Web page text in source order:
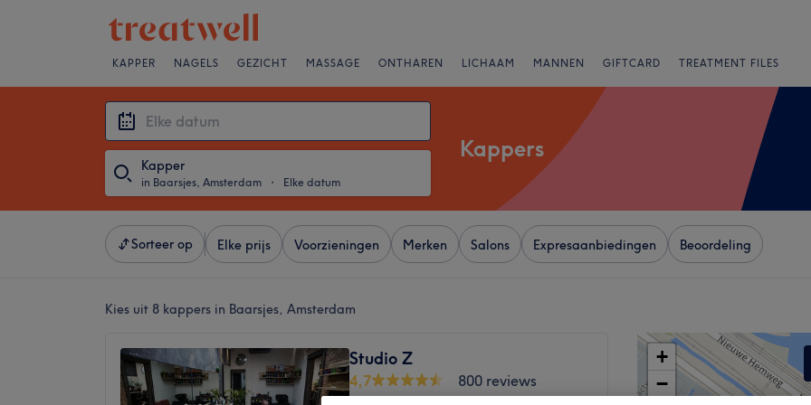
KAPPER NAGELS GEZICHT MASSAGE ONTHAREN LICHAAM MANNEN GIFTCARD TREATMENT FILES
Kapper
in Baarsjes, Amsterdam ・ Elke datum
Kappers
Sorteer op Elke prijs Voorzieningen Merken Salons Expresaanbiedingen Beoordeling
Kies uit 8 kappers in Baarsjes, Amsterdam
Studio Z
4,7
800 reviews
+
−